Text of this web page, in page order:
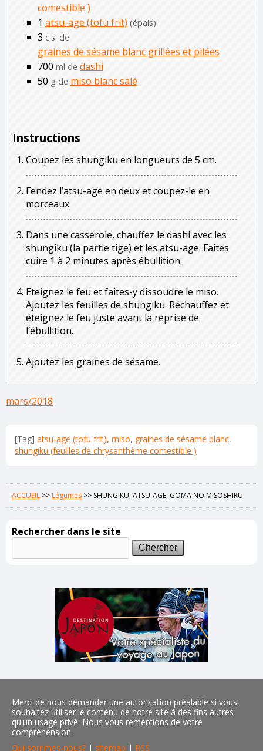
comestible )
1 atsu-age (tofu frit) (épais)
3 c.s. de
graines de sésame blanc grillées et pilées
700 ml de dashi
50 g de miso blanc salé
Instructions
Coupez les shungiku en longueurs de 5 cm.
Fendez l’atsu-age en deux et coupez-le en
morceaux.
Dans une casserole, chauffez le dashi avec les
shungiku (la partie tige) et les atsu-age. Faites
cuire 1 à 2 minutes après ébullition.
Eteignez le feu et faites-y dissoudre le miso.
Ajoutez les feuilles de shungiku. Réchauffez et
éteignez le feu juste avant la reprise de
l’ébullition.
Ajoutez les graines de sésame.
mars/2018
[Tag] atsu-age (tofu frit), miso, graines de sésame blanc,
shungiku (feuilles de chrysanthème comestible )
ACCUEIL >>Légumes >> SHUNGIKU, ATSU-AGE, GOMA NO MISOSHIRU
Rechercher dans le site
Merci de nous demander une autorisation préalable si vous
souhaitez utiliser le contenu de notre site à des fins autres
qu'un usage privé. Nous vous remercions de votre
compréhension.
Qui sommes-nous? | sitemap | RSS